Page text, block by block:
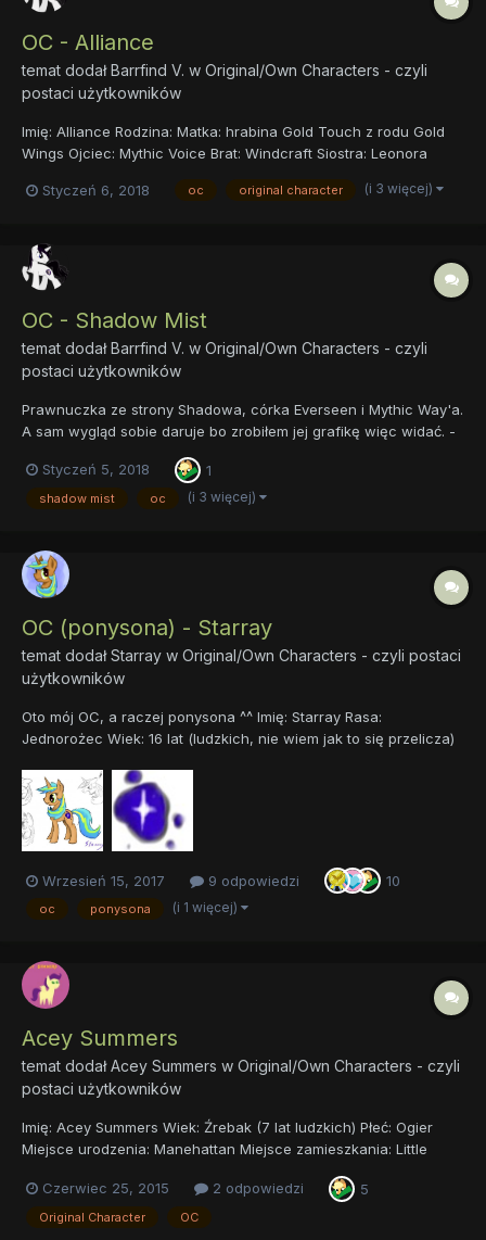
OC - Alliance
temat dodałBarrfind V. w Original/Own Characters - czyli
postaci użytkowników
Imię: Alliance Rodzina: Matka: hrabina Gold Touch z rodu Gold
Wings Ojciec: Mythic Voice Brat: Windcraft Siostra: Leonora
Canterlot. - Talent: Potrafi kontrolować umysły słabych
Styczeń 6, 2018 oc original character (i 3 więcej)
OC - Shadow Mist
temat dodałBarrfind V. w Original/Own Characters - czyli
postaci użytkowników
Prawnuczka ze strony Shadowa, córka Everseen i Mythic Way'a.
A sam wygląd sobie daruje bo zrobiłem jej grafikę więc widać. -
ciemną mgłę i w nocy czy jakichkolwiek ciemnych miejscach
staje się niewidoczna. W ciągu dnia mgła potraf...
Styczeń 5, 2018 1
shadow mist oc (i 3 więcej)
OC (ponysona) - Starray
temat dodałStarray w Original/Own Characters - czyli postaci
użytkowników
Oto mój OC, a raczej ponysona ^^ Imię: Starray Rasa:
Jednorożec Wiek: 16 lat (ludzkich, nie wiem jak to się przelicza)
Granatowy kleks z białą czteroramienną gwiazdką w środku.
Kleks może być farbą lub atramentem (odnosi się to...
Wrzesień 15, 2017 9 odpowiedzi 10
oc ponysona (i 1 więcej)
Acey Summers
temat dodałAcey Summers w Original/Own Characters - czyli
postaci użytkowników
Imię: Acey Summers Wiek: Źrebak (7 lat ludzkich) Płeć: Ogier
Miejsce urodzenia: Manehattan Miejsce zamieszkania: Little
Charakter: Żywiołowy, uczuciowy, przyjazny, skłonny do
rozumienia rzeczy w zły sposób, skłonny do robienia b...
Czerwiec 25, 2015 2 odpowiedzi 5
Original Character OC